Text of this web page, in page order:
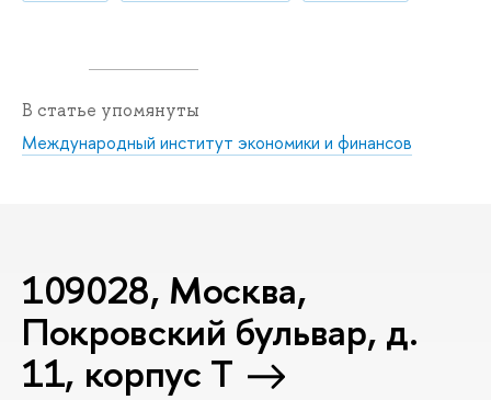
В статье упомянуты
Международный институт экономики и финансов
109028, Москва,
Покровский бульвар, д.
11, корпус T